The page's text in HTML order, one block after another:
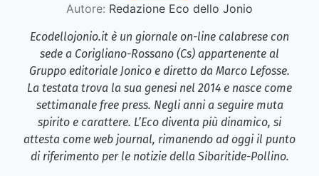
Autore: Redazione Eco dello Jonio
Ecodellojonio.it è un giornale on-line calabrese con
sede a Corigliano-Rossano (Cs) appartenente al
Gruppo editoriale Jonico e diretto da Marco Lefosse.
La testata trova la sua genesi nel 2014 e nasce come
settimanale free press. Negli anni a seguire muta
spirito e carattere. L’Eco diventa più dinamico, si
attesta come web journal, rimanendo ad oggi il punto
di riferimento per le notizie della Sibaritide-Pollino.